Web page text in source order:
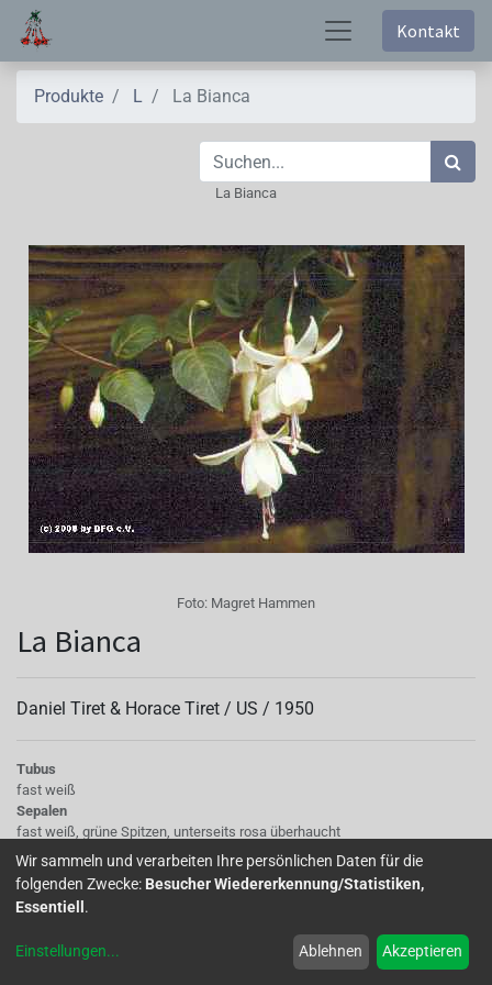
Kontakt
Produkte L La Bianca
La Bianca
Foto: Magret Hammen
La Bianca
Daniel Tiret & Horace Tiret / US / 1950
Tubus
fast weiß
Sepalen
fast weiß, grüne Spitzen, unterseits rosa überhaucht
Korolle/Petalen
gefüllt, hell, lilarosa
Staubgefäße
hellrot
sehr lang, weiß
Wir sammeln und verarbeiten Ihre persönlichen Daten für die
folgenden Zwecke: Besucher Wiedererkennung/Statistiken,
Essentiell .
Einstellungen... Ablehnen Akzeptieren